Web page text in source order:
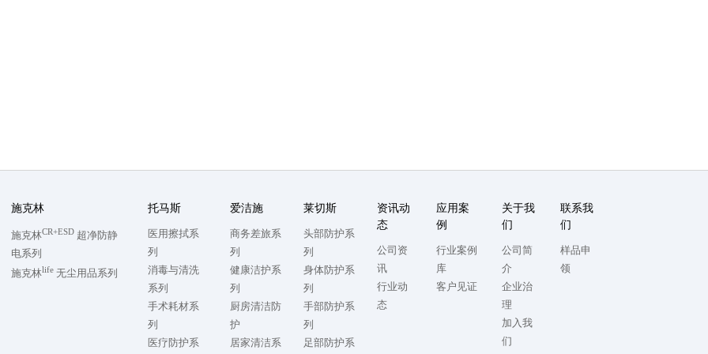
施克林
施克林CR+ESD 超净防静
电系列
施克林life 无尘用品系列
托马斯
医用擦拭系
列
消毒与清洗
系列
手术耗材系
列
医疗防护系
爱洁施
商务差旅系
列
健康洁护系
列
厨房清洁防
护
居家清洁系
莱切斯
头部防护系
列
身体防护系
列
手部防护系
列
足部防护系
资讯动
态
公司资
讯
行业动
态
应用案
例
行业案例
库
客户见证
关于我
们
公司简
介
企业治
理
加入我
们
联系我
们
样品申
领